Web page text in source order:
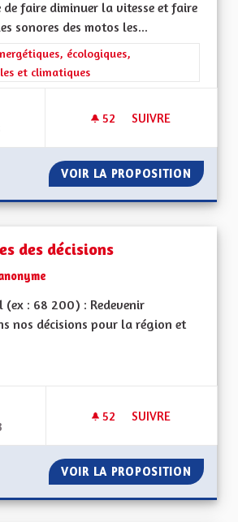
de faire diminuer la vitesse et faire
sonores des motos les...
de la catégorie : Les transitions
écologiques,
et climatiques
52 52 ABONNÉS
SUIVRE
VOIR LA PROPOSITION
des décisions
(ex : 68 200) : Redevenir
nos décisions pour la région et
de la catégorie : Autres
52 52 ABONNÉS
SUIVRE
VOIR LA PROPOSITION